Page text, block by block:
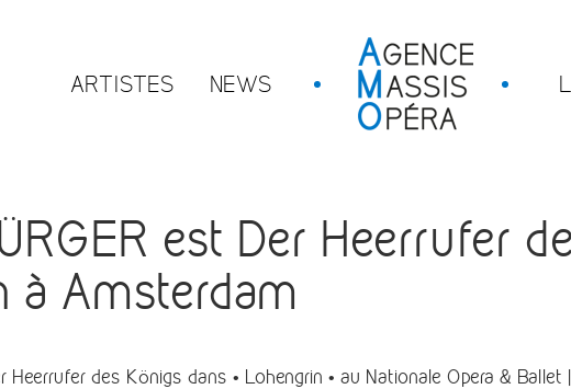
ARTISTES NEWS
est Der Heerrufer
à Amsterdam
Heerrufer des Königs dans • Lohengrin • au Nationale Opera & Ballet |